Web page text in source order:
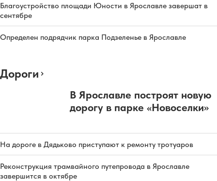
Благоустройство площади Юности в Ярославле завершат в
сентябре
Определен подрядчик парка Подзеленье в Ярославле
Дороги
В Ярославле построят новую
дорогу в парке «Новоселки»
На дороге в Дядьково приступают к ремонту тротуаров
Реконструкция трамвайного путепровода в Ярославле
завершится в октябре